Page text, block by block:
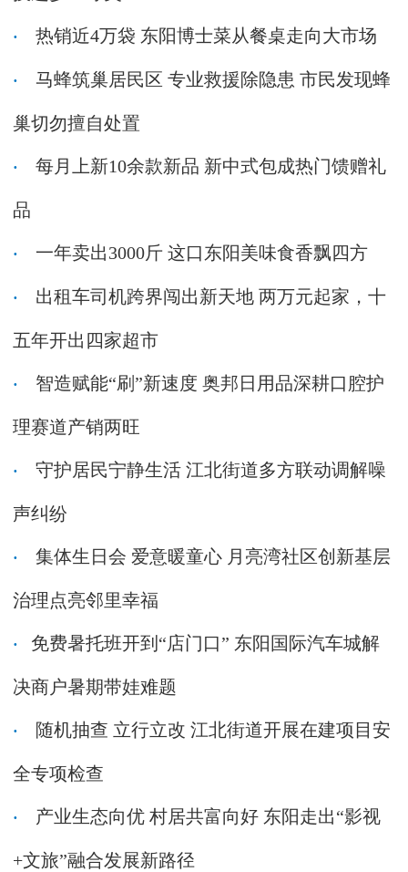
热销近4万袋 东阳博士菜从餐桌走向大市场
马蜂筑巢居民区 专业救援除隐患 市民发现蜂
巢切勿擅自处置
每月上新10余款新品 新中式包成热门馈赠礼
品
一年卖出3000斤 这口东阳美味食香飘四方
出租车司机跨界闯出新天地 两万元起家，十
五年开出四家超市
智造赋能“刷”新速度 奥邦日用品深耕口腔护
理赛道产销两旺
守护居民宁静生活 江北街道多方联动调解噪
声纠纷
集体生日会 爱意暖童心 月亮湾社区创新基层
治理点亮邻里幸福
​免费暑托班开到“店门口” 东阳国际汽车城解
决商户暑期带娃难题
随机抽查 立行立改 江北街道开展在建项目安
全专项检查
产业生态向优 村居共富向好 东阳走出“影视
+文旅”融合发展新路径